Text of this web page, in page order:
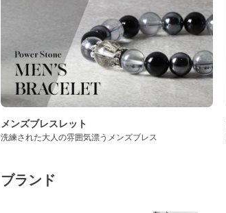
メンズブレスレット
洗練された大人の雰囲気漂うメンズブレス
ブランド